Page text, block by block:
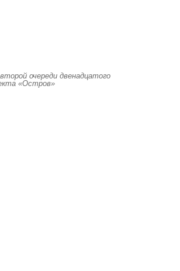
очереди двенадцатого
«Остров»